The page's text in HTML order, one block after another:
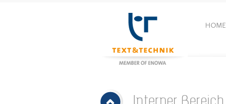
HOME